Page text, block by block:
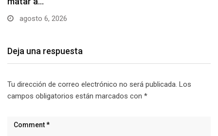
agosto 6, 2026
Deja una respuesta
Tu dirección de correo electrónico no será publicada. Los
campos obligatorios están marcados con *